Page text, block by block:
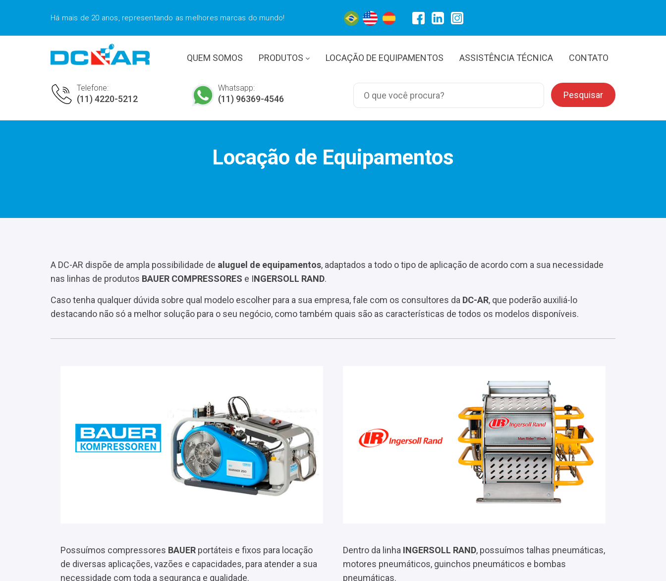
Há mais de 20 anos, representando as melhores marcas do mundo!
QUEM SOMOS PRODUTOS LOCAÇÃO DE EQUIPAMENTOS ASSISTÊNCIA TÉCNICA CONTATO
Telefone:
(11) 4220-5212
Whatsapp:
(11) 96369-4546
Locação de Equipamentos
A DC-AR dispõe de ampla possibilidade de aluguel de equipamentos, adaptados a todo o tipo de aplicação de acordo com a sua necessidade
nas linhas de produtos BAUER COMPRESSORES e INGERSOLL RAND.
Caso tenha qualquer dúvida sobre qual modelo escolher para a sua empresa, fale com os consultores da DC-AR, que poderão auxiliá-lo
destacando não só a melhor solução para o seu negócio, como também quais são as características de todos os modelos disponíveis.
Possuímos compressores BAUER portáteis e fixos para locação
de diversas aplicações, vazões e capacidades, para atender a sua
necessidade com toda a segurança e qualidade.
Dentro da linha INGERSOLL RAND, possuímos talhas pneumáticas,
motores pneumáticos, guinchos pneumáticos e bombas
pneumáticas.